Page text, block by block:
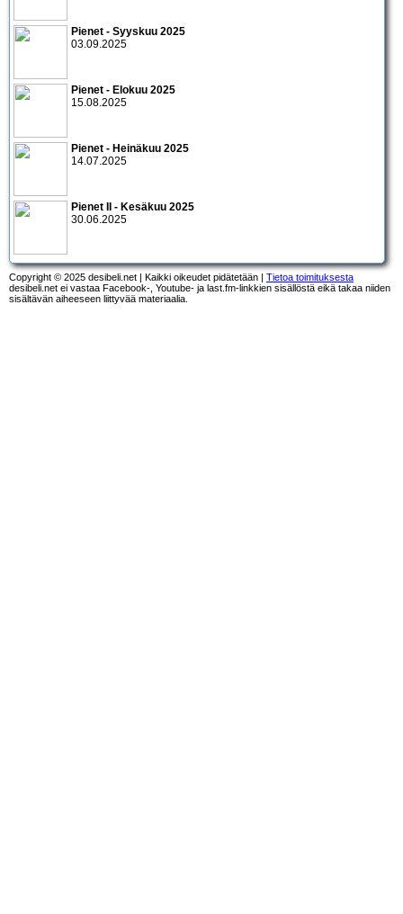
Pienet - Syyskuu 2025
03.09.2025
Pienet - Elokuu 2025
15.08.2025
Pienet - Heinäkuu 2025
14.07.2025
Pienet II - Kesäkuu 2025
30.06.2025
Copyright © 2025 desibeli.net | Kaikki oikeudet pidätetään | Tietoa toimituksesta
desibeli.net ei vastaa Facebook-, Youtube- ja last.fm-linkkien sisällöstä eikä takaa niiden
sisältävän aiheeseen liittyvää materiaalia.